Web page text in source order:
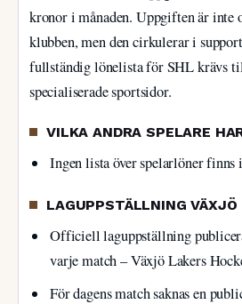
kronor i månaden. Uppgiften är
klubben, men den cirkulerar i
fullständig lönelista för SHL krävs
specialiserade sportsidor.
VILKA ANDRA SPELARE
Ingen lista över spelarlöner finns
LAGUPPSTÄLLNING VÄXJÖ
Officiell laguppställning
varje match – Växjö Lakers
För dagens match saknas en